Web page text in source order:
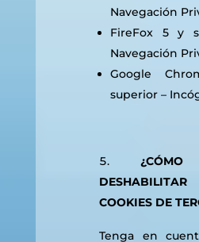
Navegación
FireFox 5 y
Navegación
Google
superior –
COOKIES DE
Tenga en